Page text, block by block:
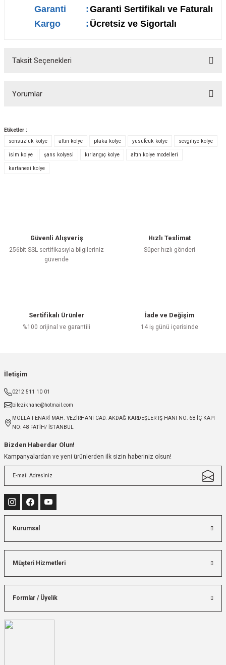
Garanti
:Garanti Sertifikalı ve Faturalı
Kargo
: Ücretsiz ve Sigortalı
Taksit Seçenekleri
Yorumlar
Bu ürüne ilk yorumu siz yapın!
Etiketler :
sonsuzluk kolye
altın kolye plaka kolye yusufcuk kolye sevgiliye kolye
isim kolye şans kolyesi kırlangıç kolye altın kolye modelleri
kartanesi kolye
Güvenli Alışveriş
256bit SSL sertifikasıyla bilgileriniz
güvende
Hızlı Teslimat
Süper hızlı gönderi
Sertifikalı Ürünler
%100 orijinal ve garantili
İade ve Değişim
14 iş günü içerisinde
İletişim
0212 511 10 01
bilezikhane@hotmail.com
MOLLA FENARİ MAH. VEZİRHANI CAD. AKDAĞ KARDEŞLER IŞ HANI NO: 68 İÇ KAPI
NO: 48 FATİH/ İSTANBUL
Bizden Haberdar Olun!
Kampanyalardan ve yeni ürünlerden ilk sizin haberiniz olsun!
Kurumsal
Müşteri Hizmetleri
Formlar / Üyelik